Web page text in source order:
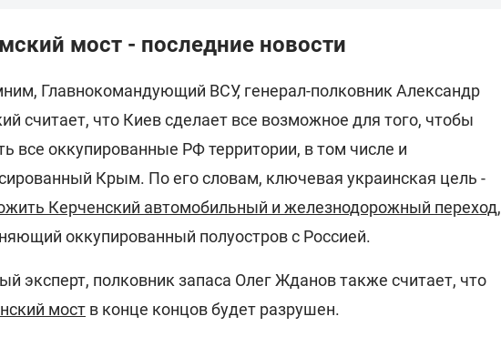
мост - последние новости
Главнокомандующий ВСУ, генерал-полковник Александр
считает, что Киев сделает все возможное для того, чтобы
все оккупированные РФ территории, в том числе и
Крым. По его словам, ключевая украинская цель -
Керченский автомобильный и железнодорожный переход,
оккупированный полуостров с Россией.
эксперт, полковник запаса Олег Жданов также считает, что
мост в конце концов будет разрушен.